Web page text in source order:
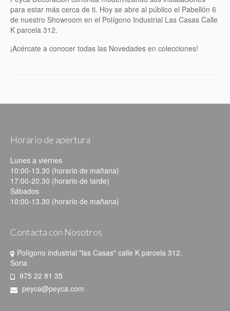
BAÑOS
SALONES
DORMITORIOS
DESCANSO
REFORMA INTEGRAL
BLOG
CONTACTO
para estar más cerca de ti. Hoy se abre al público el Pabellón 6
de nuestro Showroom en el Polígono Industrial Las Casas Calle
K parcela 312.
¡Acércate a conocer todas las Novedades en colecciones!
Horario de apertura
Lunes a viernes
10:00-13.30 (horario de mañana)
17:00-20.30 (horario de tarde)
Sábados
10:00-13.30 (horario de mañana)
Contacta con Nosotros
Polígono industrial "las Casas" calle K parcela 312.
Soria
975 22 81 35
peyca@peyca.com